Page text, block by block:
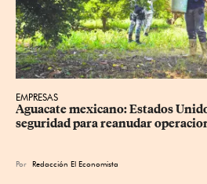
EMPRESAS
Aguacate mexicano: Estados
seguridad para reanudar
Por Redacción El Economista